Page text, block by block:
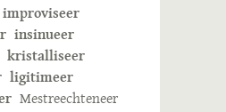
improviseer
insinueer
kristalliseer
ligitimeer
Mestreechteneer